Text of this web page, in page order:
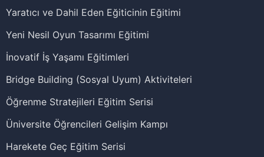
Yaratıcı ve Dahil Eden Eğiticinin Eğitimi
Yeni Nesil Oyun Tasarımı Eğitimi
İnovatif İş Yaşamı Eğitimleri
Bridge Building (Sosyal Uyum) Aktiviteleri
Öğrenme Stratejileri Eğitim Serisi
Üniversite Öğrencileri Gelişim Kampı
Harekete Geç Eğitim Serisi